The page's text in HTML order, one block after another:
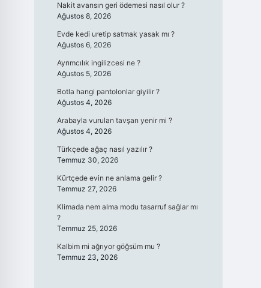
Nakit avansın geri ödemesi nasıl olur ?
Ağustos 8, 2026
Evde kedi uretip satmak yasak mı ?
Ağustos 6, 2026
Ayrımcılık ingilizcesi ne ?
Ağustos 5, 2026
Botla hangi pantolonlar giyilir ?
Ağustos 4, 2026
Arabayla vurulan tavşan yenir mi ?
Ağustos 4, 2026
Türkçede ağaç nasıl yazılır ?
Temmuz 30, 2026
Kürtçede evin ne anlama gelir ?
Temmuz 27, 2026
Klimada nem alma modu tasarruf sağlar mı
?
Temmuz 25, 2026
Kalbim mi ağrıyor göğsüm mu ?
Temmuz 23, 2026